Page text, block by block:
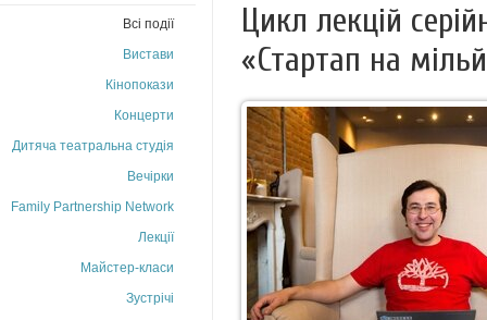
Всі події
Вистави
Кінопокази
Концерти
Дитяча театральна студія
Вечірки
Family Partnership Network
Лекції
Майстер-класи
Зустрічі
Цикл лекцій
«Стартап на